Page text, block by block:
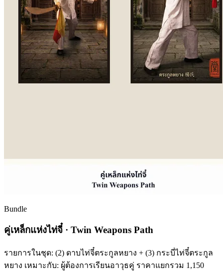
Bundle
คู่เหล็กแห่งไท่จี๋ · Twin Weapons Path
รายการในชุด: (2) ดาบไท่จี๋ตระกูลหยาง + (3) กระบี่ไท่จี๋ตระกูล
หยาง เหมาะกับ: ผู้ต้องการเรียนอาวุธคู่ ราคาแยกรวม 1,150